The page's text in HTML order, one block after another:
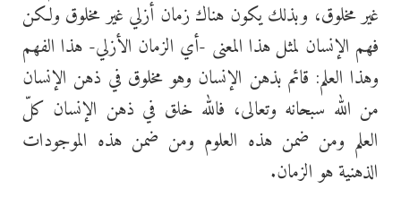
غير مخلوق، وبذلك يكون هناك زمان أزلي غير مخلوق ولكن
فهم الإنسان لمثل هذا المعنى -أي الزمان الأزلي- هذا الفهم
وهذا العلم: قائم بذهن الإنسان وهو مخلوق في ذهن الإنسان
من الله سبحانه وتعالى، فالله خلق في ذهن الإنسان كلّ
العلم ومن ضمن هذه العلوم ومن ضمن هذه الموجودات
الذهنية هو الزمان.